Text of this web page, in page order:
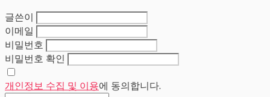
글쓴이
이메일
비밀번호
비밀번호 확인
개인정보 수집 및 이용에 동의합니다.